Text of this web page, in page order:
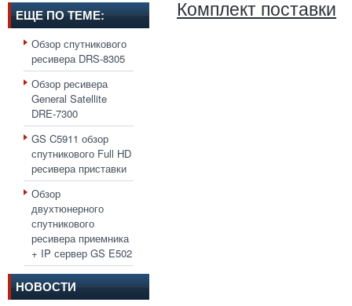
ЕЩЕ ПО ТЕМЕ:
Обзор спутникового
ресивера DRS-8305
Обзор ресивера
General Satellite
DRE-7300
GS C5911 обзор
спутникового Full HD
ресивера приставки
Обзор
двухтюнерного
спутникового
ресивера приемника
+ IP сервер GS E502
НОВОСТИ
Комплект поставки